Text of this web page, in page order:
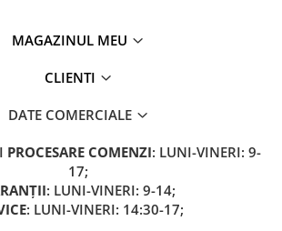
MAGAZINUL MEU
CLIENTI
DATE COMERCIALE
PROCESARE COMENZI: LUNI-VINERI: 9-
17;
: LUNI-VINERI: 9-14;
: LUNI-VINERI: 14:30-17;